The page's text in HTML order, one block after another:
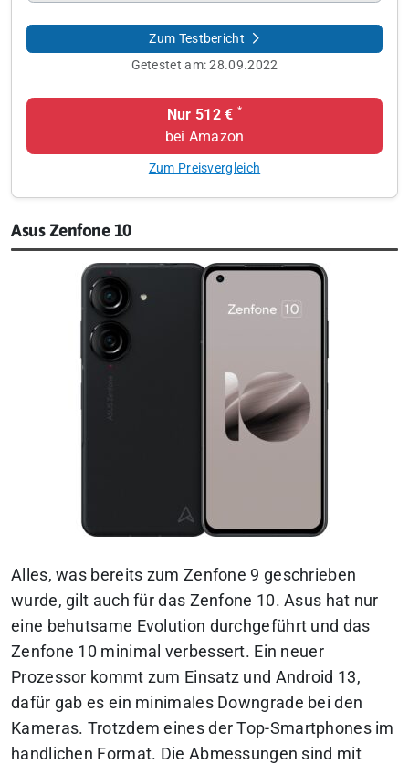
Zum Testbericht
Getestet am:28.09.2022
Nur 512 € *
bei Amazon
Zum Preisvergleich
Asus Zenfone 10
Alles, was bereits zum Zenfone 9 geschrieben
wurde, gilt auch für das Zenfone 10. Asus hat nur
eine behutsame Evolution durchgeführt und das
Zenfone 10 minimal verbessert. Ein neuer
Prozessor kommt zum Einsatz und Android 13,
dafür gab es ein minimales Downgrade bei den
Kameras. Trotzdem eines der Top-Smartphones im
handlichen Format. Die Abmessungen sind mit